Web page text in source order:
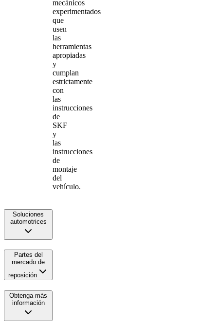
mecánicos
experimentados
que
usen
las
herramientas
apropiadas
y
cumplan
estrictamente
con
las
instrucciones
de
SKF
y
las
instrucciones
de
montaje
del
vehículo.
Soluciones
automotrices
Partes del
mercado de
reposición
Obtenga más
información